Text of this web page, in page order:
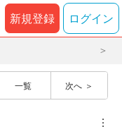
新規登録 ログイン
一覧 次へ
︙